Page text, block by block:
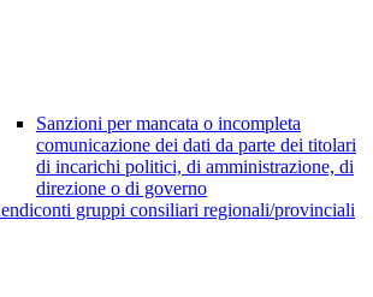
Sanzioni per mancata o incompleta
comunicazione dei dati da parte dei titolari
di incarichi politici, di amministrazione, di
direzione o di governo
gruppi consiliari regionali/provinciali